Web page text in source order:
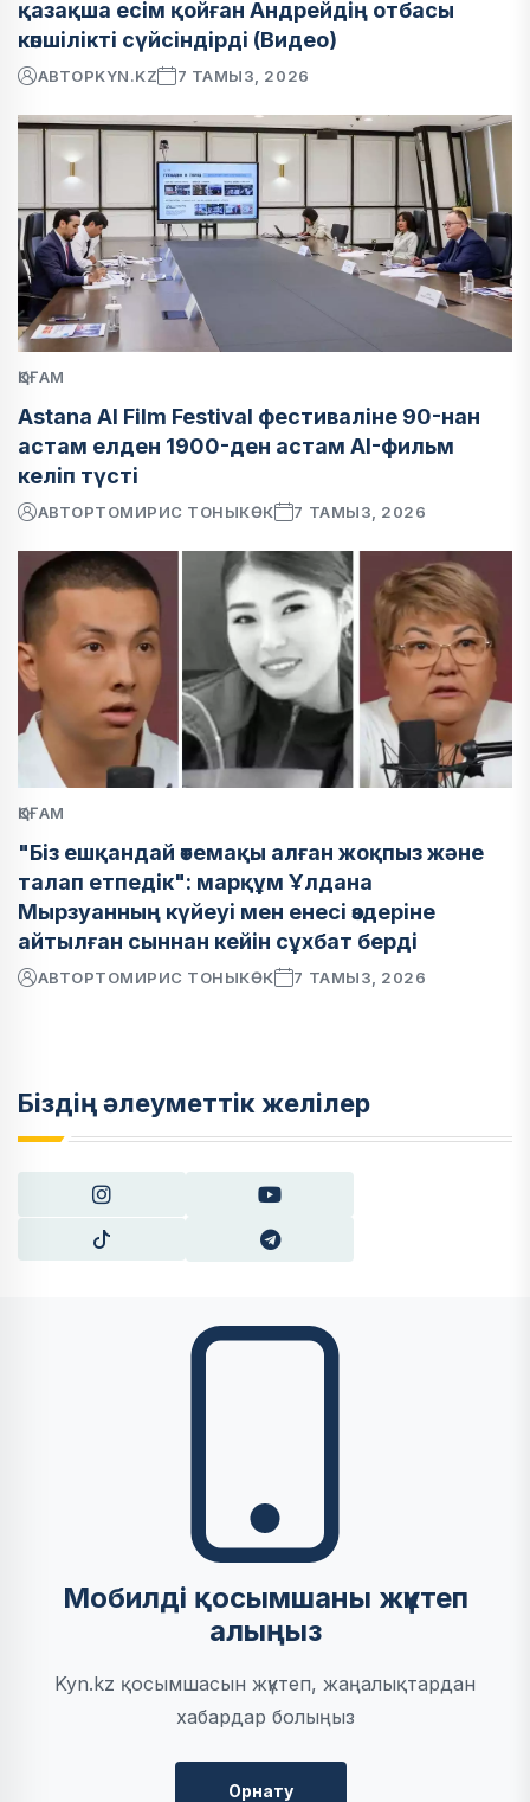
қазақша есім қойған Андрейдің отбасы
көпшілікті сүйсіндірді (Видео)
АВТОРKYN.KZ 7 ТАМЫЗ, 2026
ҚОҒАМ
Astana AI Film Festival фестиваліне 90-нан
астам елден 1900-ден астам AI-фильм
келіп түсті
АВТОРТОМИРИС ТОНЫКӨК 7 ТАМЫЗ, 2026
ҚОҒАМ
"Біз ешқандай өтемақы алған жоқпыз және
талап етпедік": марқұм Ұлдана
Мырзуанның күйеуі мен енесі өздеріне
айтылған сыннан кейін сұхбат берді
АВТОРТОМИРИС ТОНЫКӨК 7 ТАМЫЗ, 2026
Біздің әлеуметтік желілер
Мобилді қосымшаны жүктеп
алыңыз
Kyn.kz қосымшасын жүктеп, жаңалықтардан
хабардар болыңыз
Орнату